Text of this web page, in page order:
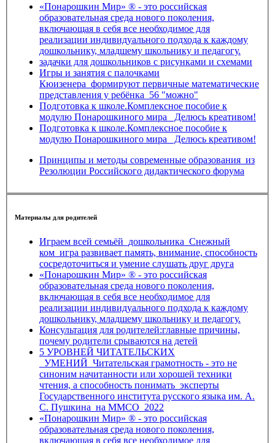
«Понарошкин Мир» ® - это российская
образовательная среда нового поколения,
включающая в себя все необходимое для
реализации индивидуального подхода к каждому
дошкольнику, младшему школьнику и педагогу.
задачки для дошкольников с рисунками и схемами
Игры и занятия с палочками
Кюизенера_формируют первичные математические
представления у ребёнка_56 "можно"
Подготовка к школе.Комплексное пособие к
модулю Понарошкиного мира_ Делюсь креативом!
Подготовка к школе.Комплексное пособие к
модулю Понарошкиного мира_ Делюсь креативом!
Принципы и методы современные образования_из
Резолюции Российского дидактического форума
Материалы для родителей
Играем всей семьёй_дошкольника_Снежный
ком_игра развивает память, внимание, способность
сосредоточиться и умение слушать друг друга
«Понарошкин Мир» ® - это российская
образовательная среда нового поколения,
включающая в себя все необходимое для
реализации индивидуального подхода к каждому
дошкольнику, младшему школьнику и педагогу.
Консультация для родителей:главные причины,
почему родители срываются на детей
5 УРОВНЕЙ ЧИТАТЕЛЬСКИХ
_УМЕНИЙ_Читательская грамотность - это не
синоним начитанности или хорошей техники
чтения, а способность понимать_эксперты
Государственного института русского языка им. А.
С. Пушкина_на ММСО_2022
«Понарошкин Мир» ® - это российская
образовательная среда нового поколения,
включающая в себя все необходимое для